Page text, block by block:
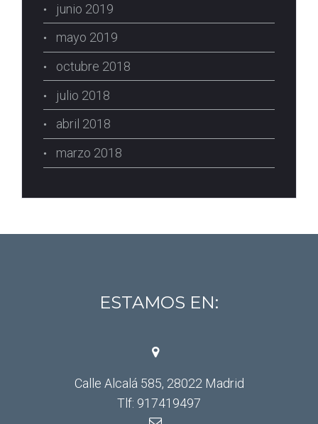
junio 2019
mayo 2019
octubre 2018
julio 2018
abril 2018
marzo 2018
ESTAMOS EN:
Calle Alcalá 585, 28022 Madrid
Tlf: 917419497